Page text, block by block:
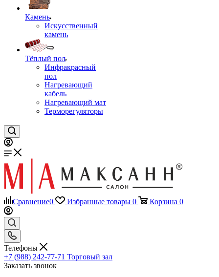
Камень
Искусственный
камень
Тёплый пол
Инфракрасный
пол
Нагревающий
кабель
Нагревающий мат
Терморегуляторы
Сравнение0 Избранные товары 0 Корзина 0
Телефоны
+7 (988) 242-77-71 Торговый зал
Заказать звонок